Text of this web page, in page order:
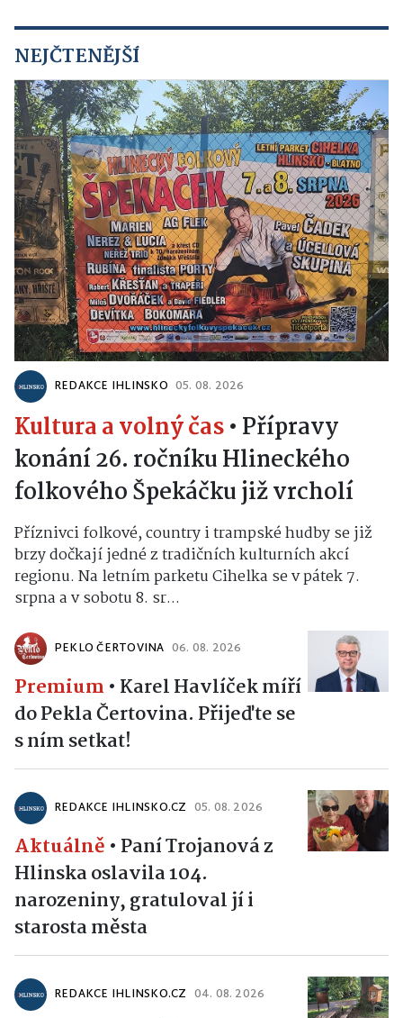
NEJČTENĚJŠÍ
REDAKCE IHLINSKO 05. 08. 2026
Kultura a volný čas• Přípravy
konání 26. ročníku Hlineckého
folkového Špekáčku již vrcholí
Příznivci folkové, country i trampské hudby se již
brzy dočkají jedné z tradičních kulturních akcí
regionu. Na letním parketu Cihelka se v pátek 7.
srpna a v sobotu 8. sr...
PEKLO ČERTOVINA 06. 08. 2026
Premium • Karel Havlíček míří
do Pekla Čertovina. Přijeďte se
s ním setkat!
REDAKCE IHLINSKO.CZ 05. 08. 2026
Aktuálně • Paní Trojanová z
Hlinska oslavila 104.
narozeniny, gratuloval jí i
starosta města
REDAKCE IHLINSKO.CZ 04. 08. 2026